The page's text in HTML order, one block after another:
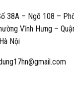
38A – Ngõ 108 –
Vĩnh Hưng –
Nội